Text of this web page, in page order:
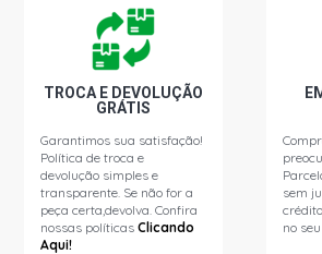
TROCA E DEVOLUÇÃO
GRÁTIS
Garantimos sua satisfação!
Política de troca e
devolução simples e
transparente. Se não for a
peça certa,devolva. Confira
nossas políticasClicando
Aqui!
sem
no